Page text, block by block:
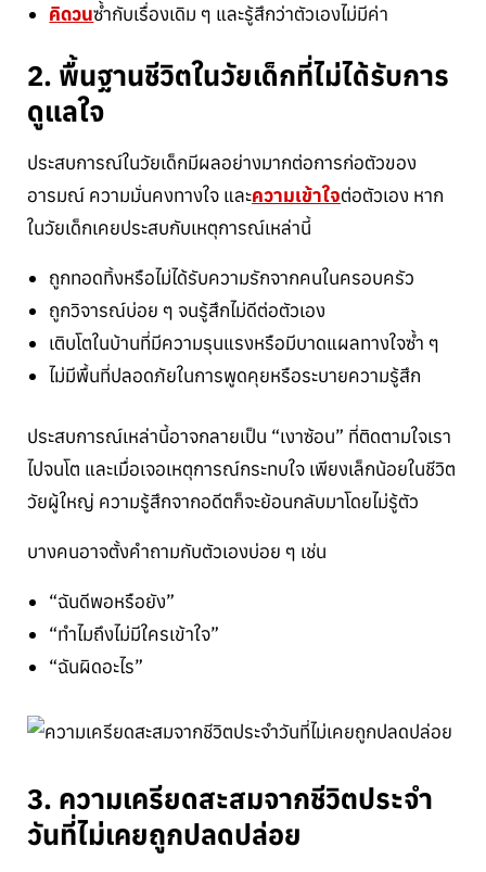
คิดวนซ้ำกับเรื่องเดิม ๆ และรู้สึกว่าตัวเองไม่มีค่า
2. พื้นฐานชีวิตในวัยเด็กที่ไม่ได้รับการ
ดูแลใจ
ประสบการณ์ในวัยเด็กมีผลอย่างมากต่อการก่อตัวของ
อารมณ์ ความมั่นคงทางใจ และความเข้าใจต่อตัวเอง หาก
ในวัยเด็กเคยประสบกับเหตุการณ์เหล่านี้
ถูกทอดทิ้งหรือไม่ได้รับความรักจากคนในครอบครัว
ถูกวิจารณ์บ่อย ๆ จนรู้สึกไม่ดีต่อตัวเอง
เติบโตในบ้านที่มีความรุนแรงหรือมีบาดแผลทางใจซ้ำ ๆ
ไม่มีพื้นที่ปลอดภัยในการพูดคุยหรือระบายความรู้สึก
ประสบการณ์เหล่านี้อาจกลายเป็น “เงาซ้อน” ที่ติดตามใจเรา
ไปจนโต และเมื่อเจอเหตุการณ์กระทบใจ เพียงเล็กน้อยในชีวิต
วัยผู้ใหญ่ ความรู้สึกจากอดีตก็จะย้อนกลับมาโดยไม่รู้ตัว
บางคนอาจตั้งคำถามกับตัวเองบ่อย ๆ เช่น
“ฉันดีพอหรือยัง”
“ทำไมถึงไม่มีใครเข้าใจ”
“ฉันผิดอะไร”
3. ความเครียดสะสมจากชีวิตประจำ
วันที่ไม่เคยถูกปลดปล่อย